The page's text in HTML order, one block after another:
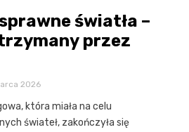
światła –
przez
2026
która miała na celu
świateł, zakończyła się